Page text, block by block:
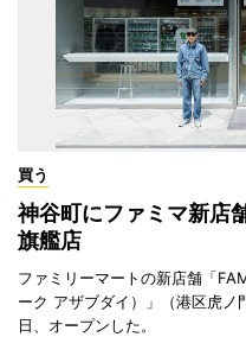
買う
神谷町にファミマ新
旗艦店
ファミリーマートの新店舗「
ーク アザブダイ）」（港区虎
日、オープンした。